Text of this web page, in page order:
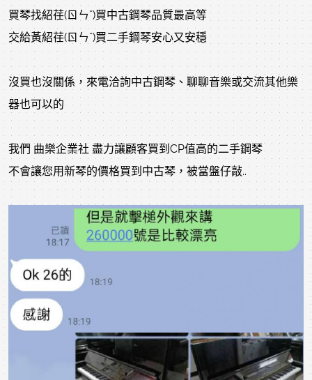
買琴找紹荏(ㄖㄣˇ)買中古鋼琴品質最高等
交給黃紹荏(ㄖㄣˇ)買二手鋼琴安心又安穩
沒買也沒關係，來電洽詢中古鋼琴、聊聊音樂或交流其他樂
器也可以的
我們 曲樂企業社 盡力讓顧客買到CP值高的二手鋼琴
不會讓您用新琴的價格買到中古琴，被當盤仔敲..